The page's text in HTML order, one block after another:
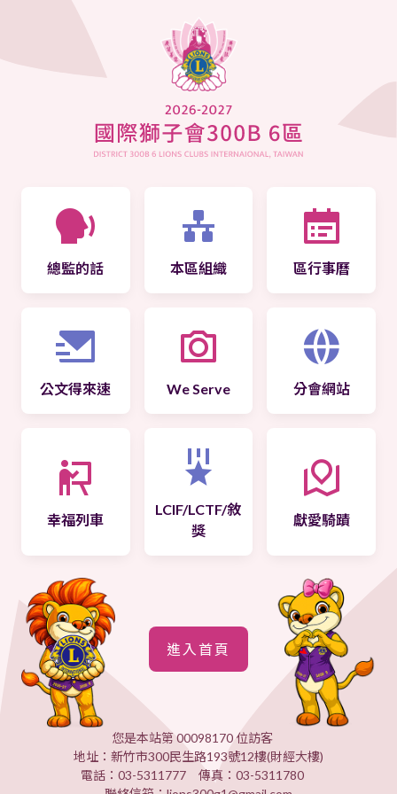
總監的話 本區組織 區行事曆
公文得來速 We Serve 分會網站
幸福列車
LCIF/LCTF/敘
獎
獻愛騎蹟
進入首頁
您是本站第 00098170 位訪客
地址：新竹市300民生路193號12樓(財經大樓)
電話：03-5311777 傳真：03-5311780